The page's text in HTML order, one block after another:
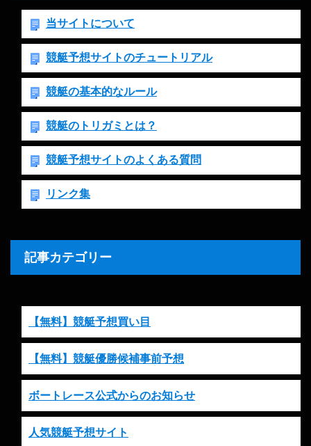
当サイトについて
競艇予想サイトのチュートリアル
競艇の基本的なルール
競艇のトリガミとは？
競艇予想サイトのよくある質問
リンク集
記事カテゴリー
【無料】競艇予想買い目
【無料】競艇優勝候補事前予想
ボートレース公式からのお知らせ
人気競艇予想サイト